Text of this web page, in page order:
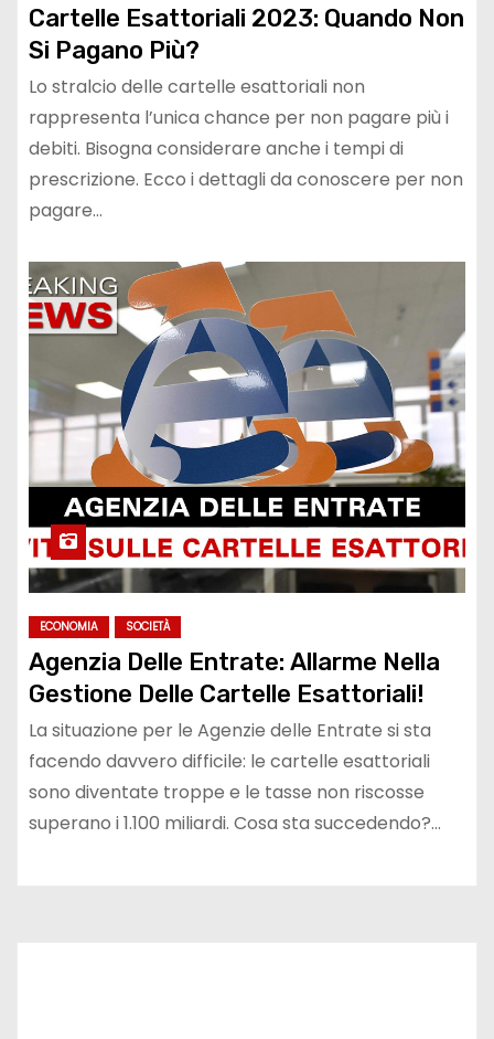
Cartelle Esattoriali 2023: Quando Non
Si Pagano Più?
Lo stralcio delle cartelle esattoriali non
rappresenta l’unica chance per non pagare più i
debiti. Bisogna considerare anche i tempi di
prescrizione. Ecco i dettagli da conoscere per non
pagare…
ECONOMIA SOCIETÀ
Agenzia Delle Entrate: Allarme Nella
Gestione Delle Cartelle Esattoriali!
La situazione per le Agenzie delle Entrate si sta
facendo davvero difficile: le cartelle esattoriali
sono diventate troppe e le tasse non riscosse
superano i 1.100 miliardi. Cosa sta succedendo?…